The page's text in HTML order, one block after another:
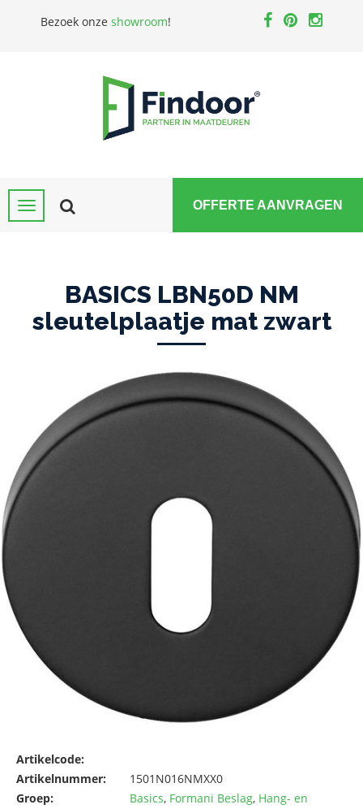
Bezoek onze showroom!
OFFERTE AANVRAGEN
BASICS LBN50D NM
sleutelplaatje mat zwart
Artikelcode:
Artikelnummer:
1501N016NMXX0
Groep:
Basics, Formani Beslag, Hang- en